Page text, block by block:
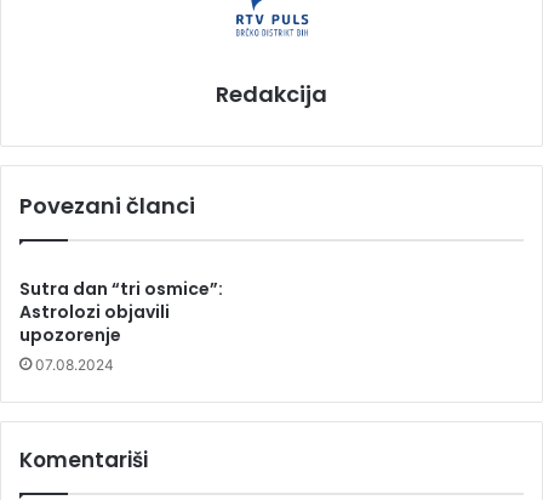
Redakcija
Povezani članci
Sutra dan “tri osmice”:
Astrolozi objavili
upozorenje
07.08.2024
Komentariši